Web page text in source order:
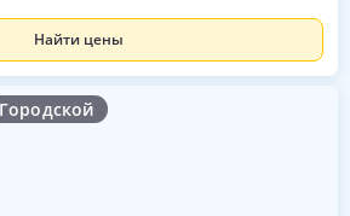
Найти цены
Городской